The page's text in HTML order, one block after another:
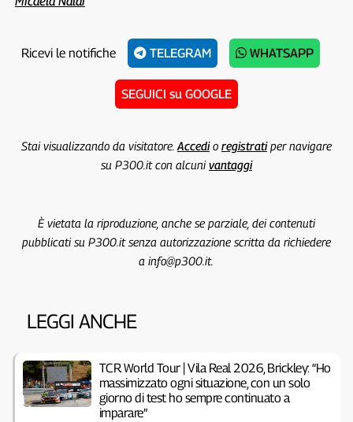
Ricevi le notifiche TELEGRAM WHATSAPP
SEGUICI su GOOGLE
Stai visualizzando da visitatore. Accedio registratiper navigare
su P300.it con alcunivantaggi
È vietata la riproduzione, anche se parziale, dei contenuti
pubblicati su P300.it senza autorizzazione scritta da richiedere
a info@p300.it.
LEGGI ANCHE
TCR World Tour | Vila Real 2026, Brickley: “Ho
massimizzato ogni situazione, con un solo
giorno di test ho sempre continuato a
imparare”